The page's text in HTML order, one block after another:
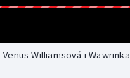
Williamsová i Wawrinka